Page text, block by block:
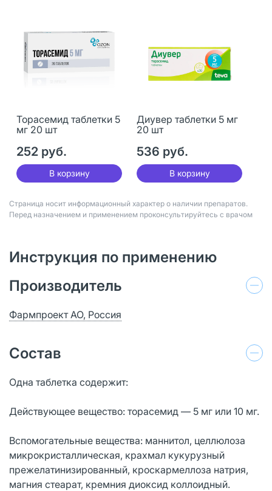
Торасемид таблетки 5
мг 20 шт
252 руб.
В корзину
Диувер таблетки 5 мг
20 шт
536 руб.
В корзину
Страница носит информационный характер о наличии препаратов.
Перед назначением и применением проконсультируйтесь с врачом
Инструкция по применению
Производитель
Фармпроект АО, Россия
Состав
Одна таблетка содержит:
Действующее вещество: торасемид ― 5 мг или 10 мг.
Вспомогательные вещества: маннитол, целлюлоза
микрокристаллическая, крахмал кукурузный
прежелатинизированный, кроскармеллоза натрия,
магния стеарат, кремния диоксид коллоидный.